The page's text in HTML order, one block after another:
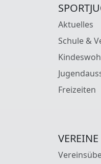
Aktuelles
Schule &
Freizeiten
VEREINE